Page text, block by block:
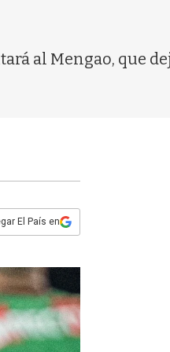
al Mengao, que
El País en